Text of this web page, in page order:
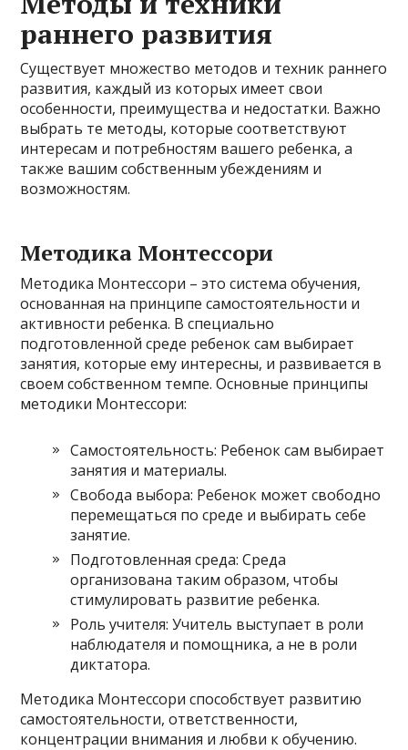
раннего развития
Существует множество методов и техник раннего
развития, каждый из которых имеет свои
особенности, преимущества и недостатки. Важно
выбрать те методы, которые соответствуют
интересам и потребностям вашего ребенка, а
также вашим собственным убеждениям и
возможностям.
Методика Монтессори
Методика Монтессори – это система обучения,
основанная на принципе самостоятельности и
активности ребенка. В специально
подготовленной среде ребенок сам выбирает
занятия, которые ему интересны, и развивается в
своем собственном темпе. Основные принципы
методики Монтессори:
Самостоятельность: Ребенок сам выбирает
занятия и материалы.
Свобода выбора: Ребенок может свободно
перемещаться по среде и выбирать себе
занятие.
Подготовленная среда: Среда
организована таким образом, чтобы
стимулировать развитие ребенка.
Роль учителя: Учитель выступает в роли
наблюдателя и помощника, а не в роли
диктатора.
Методика Монтессори способствует развитию
самостоятельности, ответственности,
концентрации внимания и любви к обучению.